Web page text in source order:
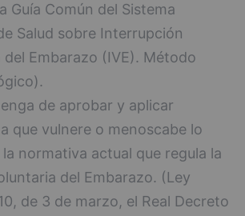
Guía Común del Sistema
Salud sobre Interrupción
del Embarazo (IVE). Método
de aprobar y aplicar
que vulnere o menoscabe lo
normativa actual que regula la
del Embarazo. (Ley
de 3 de marzo, el Real Decreto